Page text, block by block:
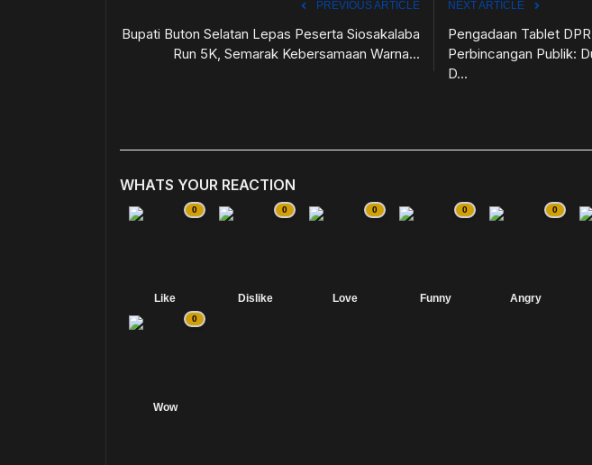
PREVIOUS ARTICLE
Bupati Buton Selatan Lepas Peserta Siosakalaba
Run 5K, Semarak Kebersamaan Warna...
NEXT ARTICLE
Pengadaan Tablet
Perbincangan Publik:
D...
WHATS YOUR REACTION
0
Like
0
Dislike
0
Love
0
Funny
0
Angry
0
Wow